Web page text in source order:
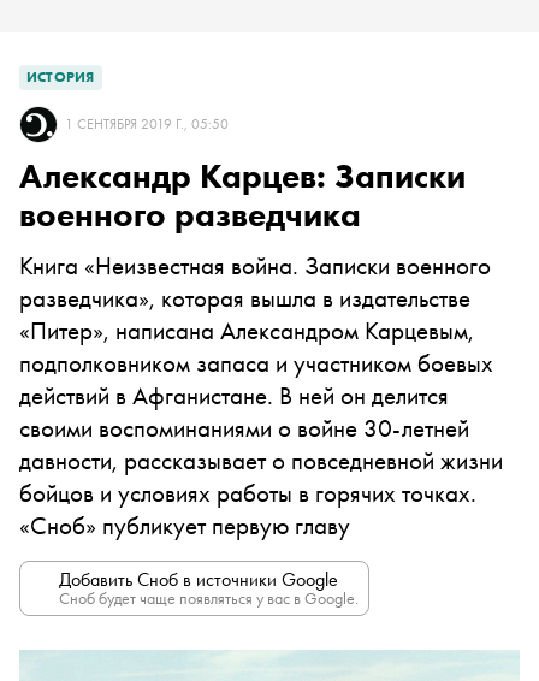
ИСТОРИЯ
1 СЕНТЯБРЯ 2019 Г., 05:50
Александр Карцев: Записки
военного разведчика
Книга «Неизвестная война. Записки военного
разведчика», которая вышла в издательстве
«Питер», написана Александром Карцевым,
подполковником запаса и участником боевых
действий в Афганистане. В ней он делится
своими воспоминаниями о войне 30-летней
давности, рассказывает о повседневной жизни
бойцов и условиях работы в горячих точках.
«Сноб» публикует первую главу
Добавить Сноб в источники Google
Сноб будет чаще появляться у вас в Google.